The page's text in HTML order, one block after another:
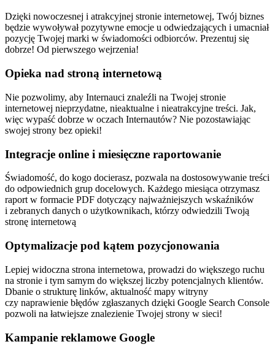
Dzięki nowoczesnej i atrakcyjnej stronie internetowej, Twój biznes
będzie wywoływał pozytywne emocje u odwiedzających i umacniał
pozycję Twojej marki w świadomości odbiorców. Prezentuj się
dobrze! Od pierwszego wejrzenia!
Opieka nad stroną internetową
Nie pozwolimy, aby Internauci znaleźli na Twojej stronie
internetowej nieprzydatne, nieaktualne i nieatrakcyjne treści. Jak,
więc wypaść dobrze w oczach Internautów? Nie pozostawiając
swojej strony bez opieki!
Integracje online i miesięczne raportowanie
Świadomość, do kogo docierasz, pozwala na dostosowywanie treści
do odpowiednich grup docelowych. Każdego miesiąca otrzymasz
raport w formacie PDF dotyczący najważniejszych wskaźników
i zebranych danych o użytkownikach, którzy odwiedzili Twoją
stronę internetową
Optymalizacje pod kątem pozycjonowania
Lepiej widoczna strona internetowa, prowadzi do większego ruchu
na stronie i tym samym do większej liczby potencjalnych klientów.
Dbanie o strukturę linków, aktualność mapy witryny
czy naprawienie błędów zgłaszanych dzięki Google Search Console
pozwoli na łatwiejsze znalezienie Twojej strony w sieci!
Kampanie reklamowe Google